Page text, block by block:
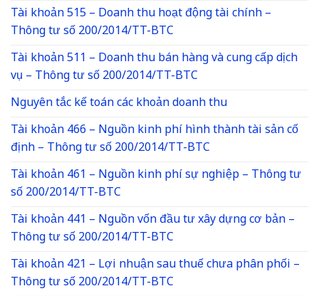
Tài khoản 515 – Doanh thu hoạt động tài chính –
Thông tư số 200/2014/TT-BTC
Tài khoản 511 – Doanh thu bán hàng và cung cấp dịch
vụ – Thông tư số 200/2014/TT-BTC
Nguyên tắc kế toán các khoản doanh thu
Tài khoản 466 – Nguồn kinh phí hình thành tài sản cố
định – Thông tư số 200/2014/TT-BTC
Tài khoản 461 – Nguồn kinh phí sự nghiệp – Thông tư
số 200/2014/TT-BTC
Tài khoản 441 – Nguồn vốn đầu tư xây dựng cơ bản –
Thông tư số 200/2014/TT-BTC
Tài khoản 421 – Lợi nhuận sau thuế chưa phân phối –
Thông tư số 200/2014/TT-BTC